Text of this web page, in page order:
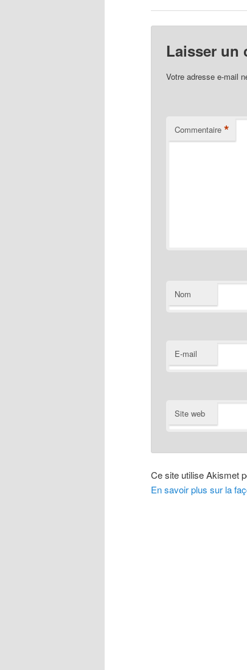
Laisser un
Votre adresse e-mail
Commentaire *
Nom
E-mail
Site web
Ce site utilise Akismet
En savoir plus sur la